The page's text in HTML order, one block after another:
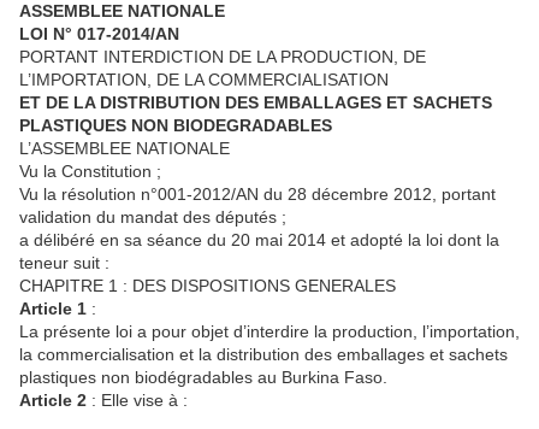
ASSEMBLEE NATIONALE
LOI N° 017-2014/AN
PORTANT INTERDICTION DE LA PRODUCTION, DE
L’IMPORTATION, DE LA COMMERCIALISATION
ET DE LA DISTRIBUTION DES EMBALLAGES ET SACHETS
PLASTIQUES NON BIODEGRADABLES
L’ASSEMBLEE NATIONALE
Vu la Constitution ;
Vu la résolution n°001-2012/AN du 28 décembre 2012, portant
validation du mandat des députés ;
a délibéré en sa séance du 20 mai 2014 et adopté la loi dont la
teneur suit :
CHAPITRE 1 : DES DISPOSITIONS GENERALES
Article 1 :
La présente loi a pour objet d’interdire la production, l’importation,
la commercialisation et la distribution des emballages et sachets
plastiques non biodégradables au Burkina Faso.
Article 2 : Elle vise à :